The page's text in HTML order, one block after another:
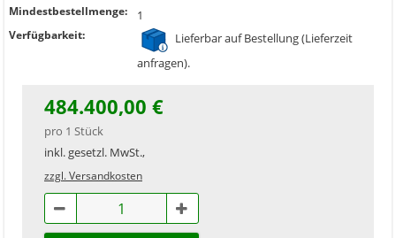
Mindestbestellmenge: 1
Verfügbarkeit:
Lieferbar auf Bestellung (Lieferzeit
anfragen).
484.400,00 €
pro 1 Stück
inkl. gesetzl. MwSt.,
zzgl. Versandkosten